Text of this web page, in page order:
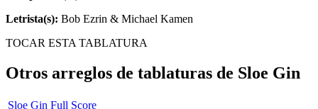
Letrista(s): Bob Ezrin & Michael Kamen
TOCAR ESTA TABLATURA
Otros arreglos de tablaturas de Sloe Gin
Sloe Gin Full Score